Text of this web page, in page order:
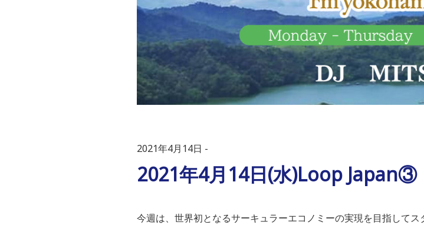
2021年4月14日
2021年4月14日(水)Loop Japan③
今週は、世界初となるサーキュラーエコノミーの実現を目指して